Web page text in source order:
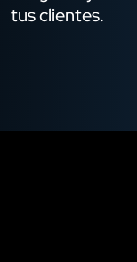
tus clientes.